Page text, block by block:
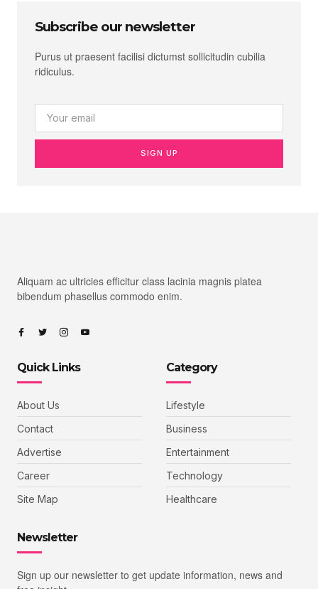
Subscribe our newsletter
Purus ut praesent facilisi dictumst sollicitudin cubilia
ridiculus.
SIGN UP
Aliquam ac ultricies efficitur class lacinia magnis platea
bibendum phasellus commodo enim.
Quick Links
About Us
Contact
Advertise
Career
Site Map
Category
Lifestyle
Business
Entertainment
Technology
Healthcare
Newsletter
Sign up our newsletter to get update information, news and